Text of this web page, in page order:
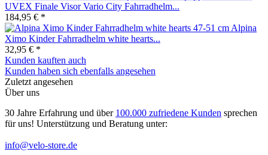
UVEX Finale Visor Vario City Fahrradhelm...
184,95 € *
Alpina
Ximo Kinder Fahrradhelm white hearts...
32,95 € *
Kunden kauften auch
Kunden haben sich ebenfalls angesehen
Zuletzt angesehen
Über uns
30 Jahre Erfahrung und über 100.000 zufriedene Kunden sprechen
für uns! Unterstützung und Beratung unter:
info@velo-store.de